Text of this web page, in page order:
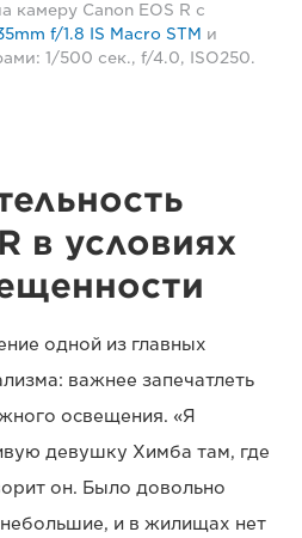
камеру Canon EOS R с
f/1.8 IS Macro STM и
1/500 сек., f/4.0, ISO250.
в условиях
одной из главных
важнее запечатлеть
освещения. «Я
девушку Химба там, где
он. Было довольно
и в жилищах нет